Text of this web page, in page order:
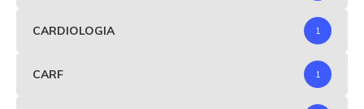
CARDIOLOGIA 1
CARF 1